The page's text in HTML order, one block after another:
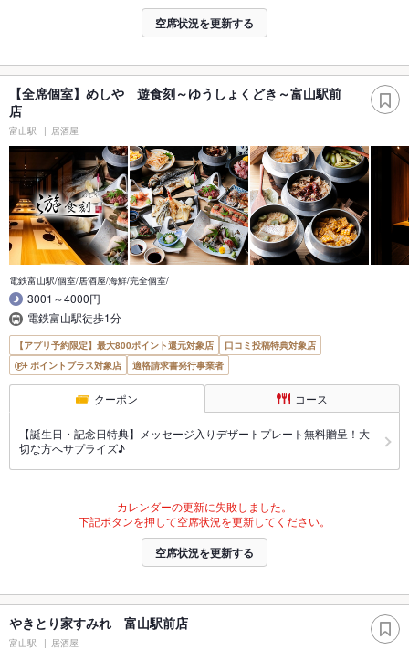
空席状況を更新する
【全席個室】めしや 遊食刻～ゆうしょくどき～富山駅前
店
富山駅 居酒屋
電鉄富山駅/個室/居酒屋/海鮮/完全個室/
3001～4000円
電鉄富山駅徒歩1分
【アプリ予約限定】最大800ポイント還元対象店
口コミ投稿特典対象店
ポイントプラス対象店
適格請求書発行事業者
クーポン コース
【誕生日・記念日特典】メッセージ入りデザートプレート無料贈呈！大
切な方へサプライズ♪
カレンダーの更新に失敗しました。
下記ボタンを押して空席状況を更新してください。
空席状況を更新する
やきとり家すみれ 富山駅前店
富山駅 居酒屋